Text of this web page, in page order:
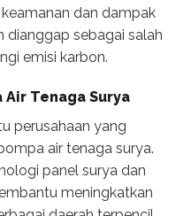
dan dampak
dianggap sebagai salah
emisi karbon.
Tenaga Surya
perusahaan yang
air tenaga surya.
panel surya dan
meningkatkan